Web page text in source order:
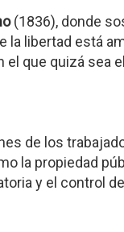
(1836), donde
la libertad está
el que quizá sea
de los
la propiedad
y el control